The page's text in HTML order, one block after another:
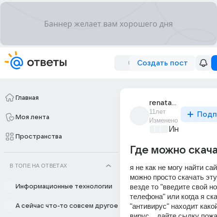
Создать пост
Главная
Моя лента
Пространства
В ТОПЕ НА ОТВЕТАХ
Информационные технологии
А сейчас что-то совсем другое
renata_renata_176
11лет
Изменено
Где можно
я не как не могу найти
можно просто скачать
везде то "введите свой
телефона" или когда я
"антивирус" находит